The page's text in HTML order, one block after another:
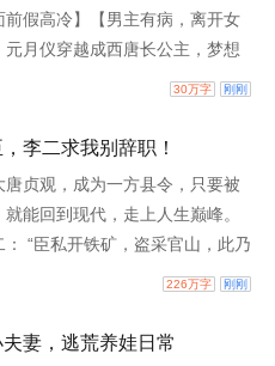
前假高冷】【男主有病，离开女
元月仪穿越成西唐长公主，梦想
催婚逼到墙角。 她干脆捡漏了那
人命”，那狗东西还远走边
她与那冤家绑死。新婚夜男人冷
为圣旨，日后你我相敬如宾！”元
30万字 刚刚
李二求我别辞职！
唐贞观，成为一方县令，只要被
能回到现代，走上人生巅峰。
“臣私开铁矿，盗采官山，此乃
下赐死！” “你那是促进生产，予
陛下赐死！” “你那是鼓励商
226万字 刚刚
妻，逃荒养娃日常